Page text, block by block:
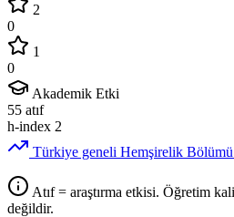
2
0
1
0
Akademik Etki
55 atıf
h-index 2
Türkiye geneli Hemşirelik Bölümü
Atıf = araştırma etkisi. Öğretim
değildir.